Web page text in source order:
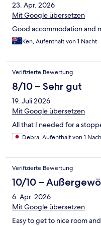
23. Apr. 2026
Mit Google übersetzen
Good accommodation and
Ken, Aufenthalt von 1 Nacht
Verifizierte Bewertung
8/10 – Sehr gut
19. Juli 2026
Mit Google übersetzen
All that I needed for a
Debra, Aufenthalt von 1
Verifizierte Bewertung
10/10 –
6. Apr. 2026
Mit Google übersetzen
Easy to get to nice room